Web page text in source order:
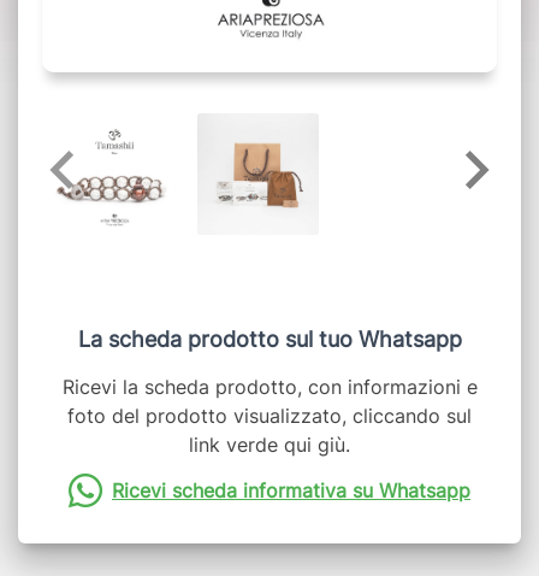
La scheda prodotto sul tuo Whatsapp
Ricevi la scheda prodotto, con informazioni e
foto del prodotto visualizzato, cliccando sul
link verde qui giù.
Ricevi scheda informativa su Whatsapp